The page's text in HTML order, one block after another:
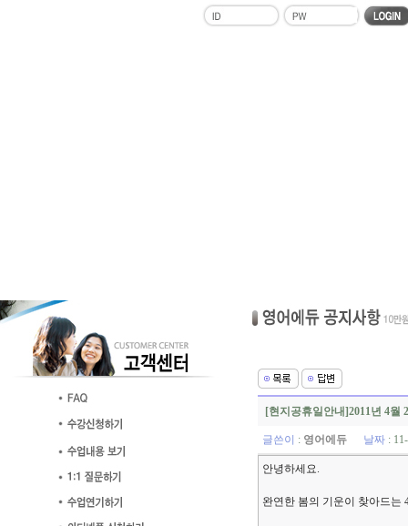
[현지공휴일안내]2011년 4월
글쓴이 : 영어에듀 날짜 :
안녕하세요.
완연한 봄의 기운이 찾아드는